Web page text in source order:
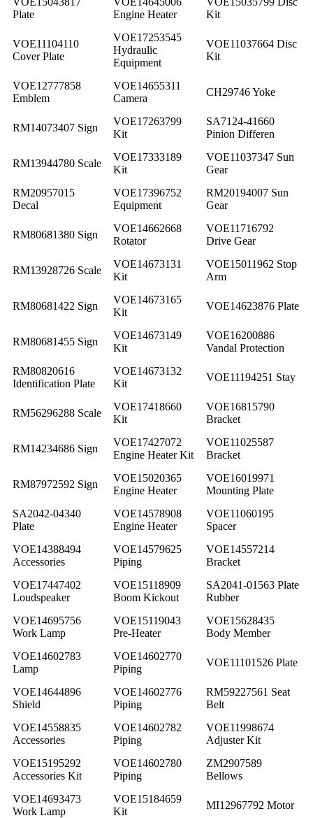
Plate
Engine Heater
Kit
VOE11104110
Cover Plate
VOE17253545
Hydraulic
Equipment
VOE11037664 Disc
Kit
VOE12777858
Emblem
VOE14655311
Camera
CH29746 Yoke
RM14073407 Sign
VOE17263799
Kit
SA7124-41660
Pinion Differen
RM13944780 Scale
VOE17333189
Kit
VOE11037347 Sun
Gear
RM20957015
Decal
VOE17396752
Equipment
RM20194007 Sun
Gear
RM80681380 Sign
VOE14662668
Rotator
VOE11716792
Drive Gear
RM13928726 Scale
VOE14673131
Kit
VOE15011962 Stop
Arm
RM80681422 Sign
VOE14673165
Kit
VOE14623876 Plate
RM80681455 Sign
VOE14673149
Kit
VOE16200886
Vandal Protection
RM80820616
Identification Plate
VOE14673132
Kit
VOE11194251 Stay
RM56296288 Scale
VOE17418660
Kit
VOE16815790
Bracket
RM14234686 Sign
VOE17427072
Engine Heater Kit
VOE11025587
Bracket
RM87972592 Sign
VOE15020365
Engine Heater
VOE16019971
Mounting Plate
SA2042-04340
Plate
VOE14578908
Engine Heater
VOE11060195
Spacer
VOE14388494
Accessories
VOE14579625
Piping
VOE14557214
Bracket
VOE17447402
Loudspeaker
VOE15118909
Boom Kickout
SA2041-01563 Plate
Rubber
VOE14695756
Work Lamp
VOE15119043
Pre-Heater
VOE15628435
Body Member
VOE14602783
Lamp
VOE14602770
Piping
VOE11101526 Plate
VOE14644896
Shield
VOE14602776
Piping
RM59227561 Seat
Belt
VOE14558835
Accessories
VOE14602782
Piping
VOE11998674
Adjuster Kit
VOE15195292
Accessories Kit
VOE14602780
Piping
ZM2907589
Bellows
VOE14693473
Work Lamp
VOE15184659
Kit
MI12967792 Motor